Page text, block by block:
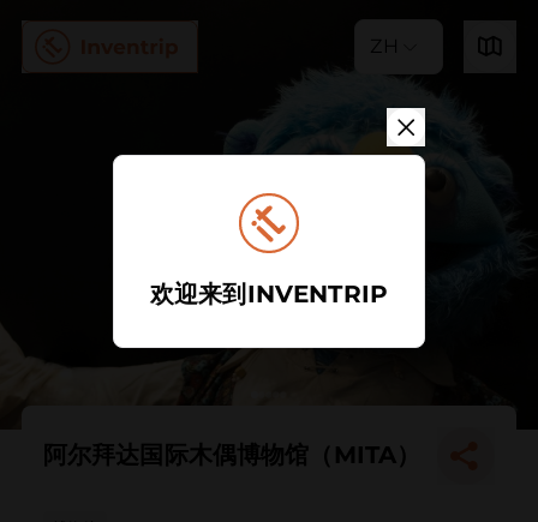
ZH
阿尔拜达国际木偶博物馆（MITA）
欢迎来到INVENTRIP